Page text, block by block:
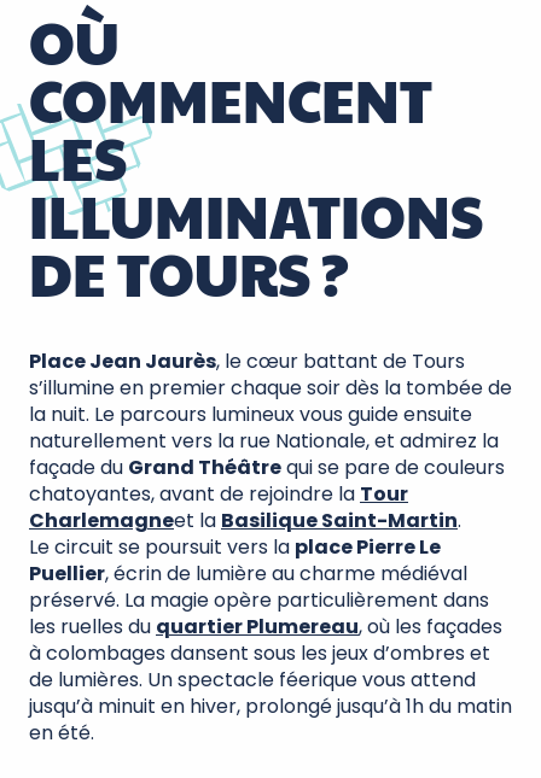
OÙ
COMMENCENT
LES
ILLUMINATIONS
DE TOURS ?
Place Jean Jaurès, le cœur battant de Tours
s’illumine en premier chaque soir dès la tombée de
la nuit. Le parcours lumineux vous guide ensuite
naturellement vers la rue Nationale, et admirez la
façade du Grand Théâtrequi se pare de couleurs
chatoyantes, avant de rejoindre la Tour
Charlemagneet la Basilique Saint-Martin.
Le circuit se poursuit vers la place Pierre Le
Puellier, écrin de lumière au charme médiéval
préservé. La magie opère particulièrement dans
les ruelles du quartier Plumereau, où les façades
à colombages dansent sous les jeux d’ombres et
de lumières. Un spectacle féerique vous attend
jusqu’à minuit en hiver, prolongé jusqu’à 1h du matin
en été.